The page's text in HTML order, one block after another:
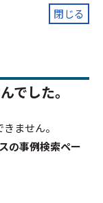
閉じる
でした。
ません。
の事例検索ペー